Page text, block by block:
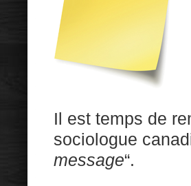
Il est temps de
sociologue
message“.